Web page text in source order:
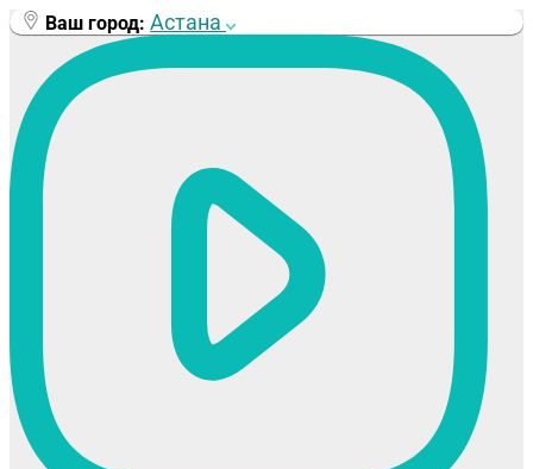
Перейти
содержимому
Ваш город: Астана